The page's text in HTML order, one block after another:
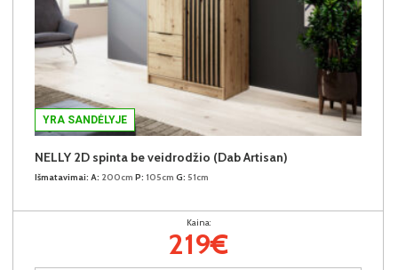
YRA SANDĖLYJE
NELLY 2D spinta be veidrodžio (Dab Artisan)
Išmatavimai: A: 200cm P: 105cm G: 51cm
Kaina:
219€